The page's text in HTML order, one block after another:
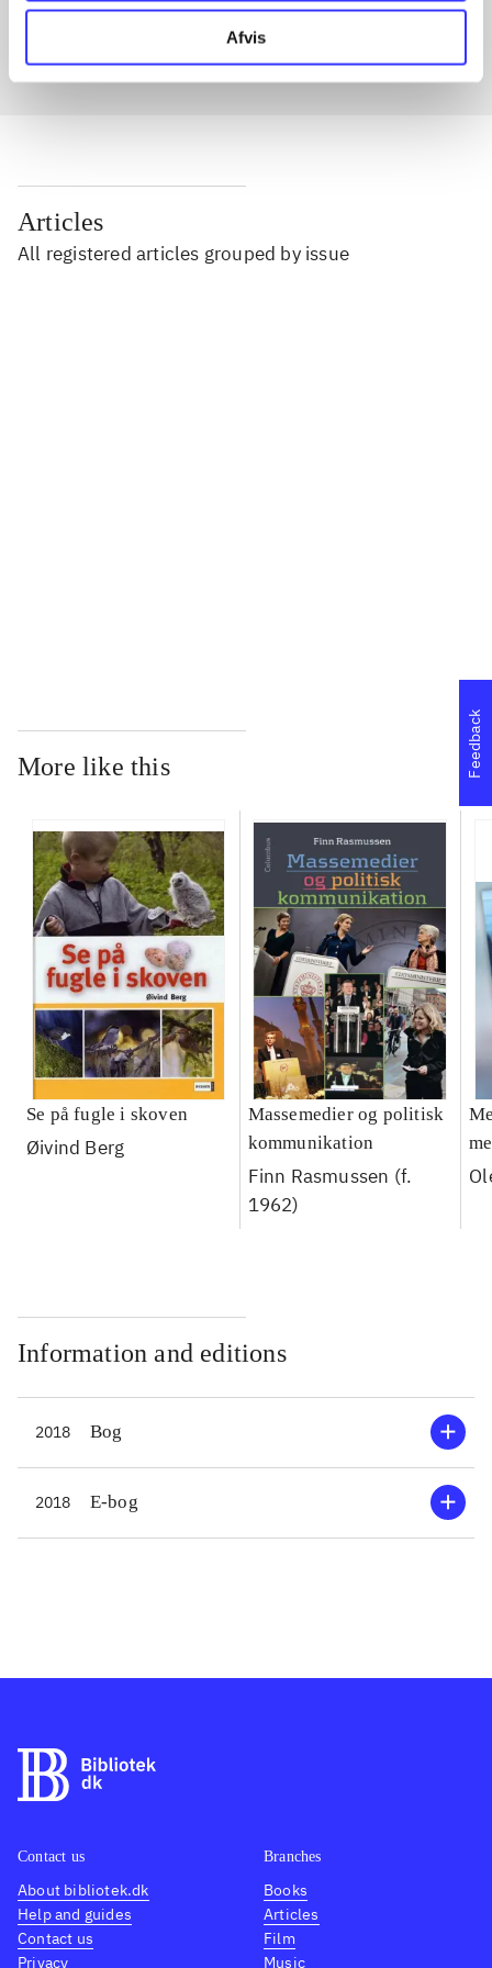
Afvis
Articles
All registered articles grouped by issue
More like this
Se på fugle i skoven
Øivind Berg
Massemedier og politisk
kommunikation
Finn Rasmussen (f.
1962)
Information and editions
2018 Bog
2018 E-bog
Feedback
Contact us
About bibliotek.dk
Help and guides
Contact us
Privacy
Branches
Books
Articles
Film
Music